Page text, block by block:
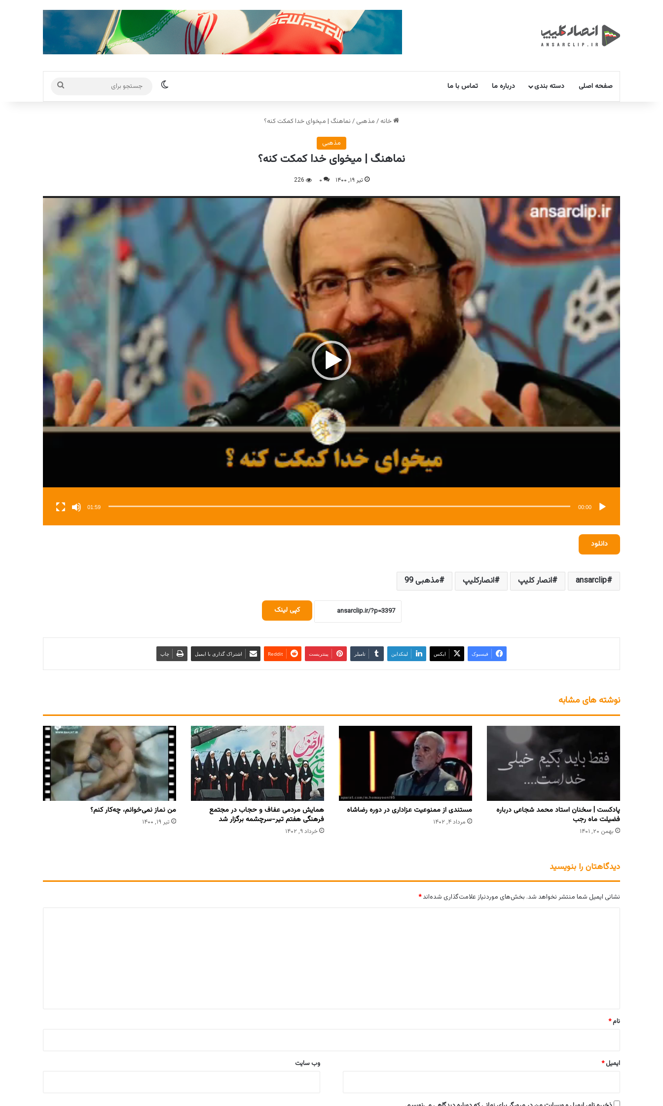
صفحه اصلی دسته بندی درباره ما تماس با ما تغییر پوسته
برای
خانه / مذهبی / نماهنگ | میخوای خدا کمکت کنه؟
مذهبی
نماهنگ | میخوای خدا کمکت کنه؟
تیر ۱۹, ۱۴۰۰ ۰ 226
نمایشگر
ویدیو
00:00
01:59
دانلود
ansarclip انصار کلیپ انصارکلیپ مذهبی 99
کپی لینک
فیسبوک ایکس لینکداین تامبلر پینتریست Reddit اشتراک گذاری با ایمیل چاپ
نوشته های مشابه
پادکست | سخنان استاد محمد شجاعی درباره
فضیلت ماه رجب
بهمن ۲۰, ۱۴۰۱
مستندی از ممنوعیت عزاداری در دوره رضاشاه
مرداد ۴, ۱۴۰۲
همایش مردمی عفاف و حجاب در مجتمع
فرهنگی هفتم تیر-سرچشمه برگزار شد
خرداد ۹, ۱۴۰۲
من نماز نمی‌خوانم، چه‌کار کنم؟
تیر ۱۹, ۱۴۰۰
دیدگاهتان را بنویسید
نشانی ایمیل شما منتشر نخواهد شد. بخش‌های موردنیاز علامت‌گذاری شده‌اند*
نام*
ایمیل* وب‌ سایت